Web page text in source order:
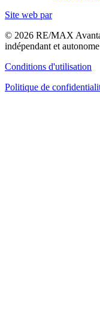
Site web par
© 2026 RE/MAX
indépendant et
Conditions d'utilisation
Politique de